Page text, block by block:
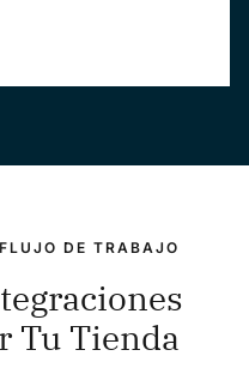
DE TRABAJO
Tu Tienda